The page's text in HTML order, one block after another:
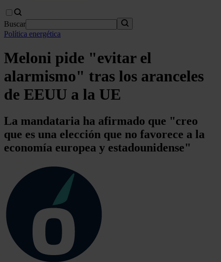
Buscar
Política energética
Meloni pide "evitar el
alarmismo" tras los aranceles
de EEUU a la UE
La mandataria ha afirmado que "creo
que es una elección que no favorece a la
economía europea y estadounidense"